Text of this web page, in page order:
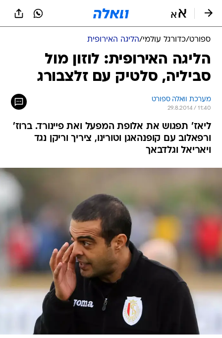
ספורט/כדורגל עולמי/הליגה האירופית
הליגה האירופית: לוזון מול
סביליה, סלטיק עם זלצבורג
מערכת וואלה ספורט
29.8.2014 / 11:40
ליאז' תפגוש את אלופת המפעל ואת פיינורד. ברוז'
ורפאלוב עם קופנהאגן וטורינו, ציריך וריקן נגד
ויאריאל וגלדבאך